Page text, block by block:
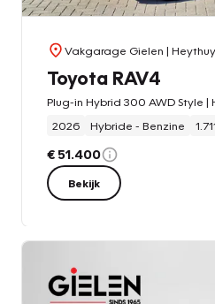
Vakgarage Gielen |
Toyota RAV4
2026
Hybride - Benzine
€ 51.400
Bekijk